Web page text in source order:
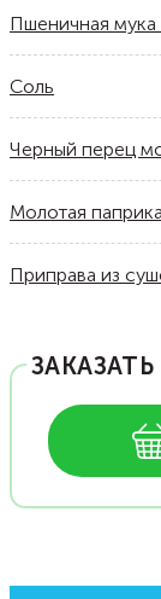
Пшеничная мука
Соль
Черный перец
Молотая паприка
Приправа из